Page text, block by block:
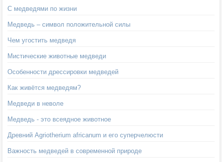
С медведями по жизни
Медведь – символ положительной силы
Чем угостить медведя
Мистические животные медведи
Особенности дрессировки медведей
Как живётся медведям?
Медведи в неволе
Медведь - это всеядное животное
Древний Agriotherium africanum и его суперчелюсти
Важность медведей в современной природе